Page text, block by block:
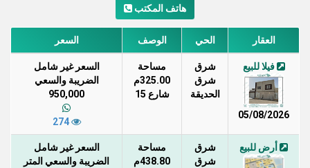
هاتف المكتب
العقار الحي الوصف السعر
فيلا للبيع
05/08/2026
شرق
شرق
الحديقة
مساحة
325.00م
شارع 15
السعر غير شامل
الضريبة والسعي
950,000
274
أرض للبيع
شرق
شرق
مساحة
438.80م
السعر غير شامل
الضريبة والسعي المتر